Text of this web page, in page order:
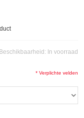
Beschikbaarheid: In voorraad
* Verplichte velden